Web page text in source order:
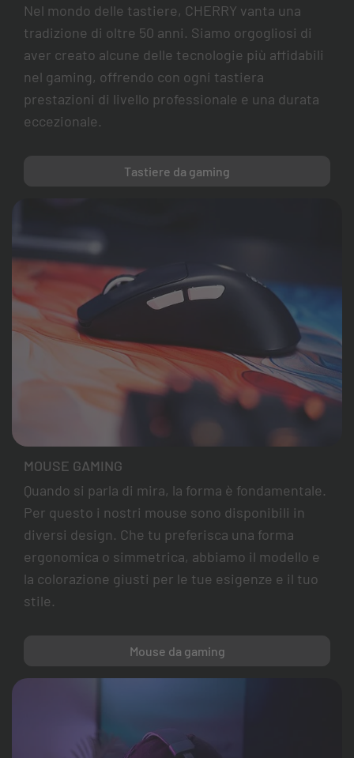
Nel mondo delle tastiere, CHERRY vanta una
tradizione di oltre 50 anni. Siamo orgogliosi di
aver creato alcune delle tecnologie più affidabili
nel gaming, offrendo con ogni tastiera
prestazioni di livello professionale e una durata
eccezionale.
Tastiere da gaming
MOUSE GAMING
Quando si parla di mira, la forma è fondamentale.
Per questo i nostri mouse sono disponibili in
diversi design. Che tu preferisca una forma
ergonomica o simmetrica, abbiamo il modello e
la colorazione giusti per le tue esigenze e il tuo
stile.
Mouse da gaming